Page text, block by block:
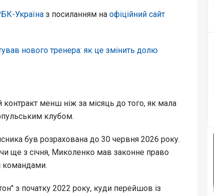
Україна з посиланням на офіційний сайт
нового тренера: як це змінить долю
контракт менш ніж за місяць до того, як мала
клубом.
був розрахована до 30 червня 2026 року.
ще з січня, Миколенко мав законне право
командами.
з початку 2022 року, куди перейшов із